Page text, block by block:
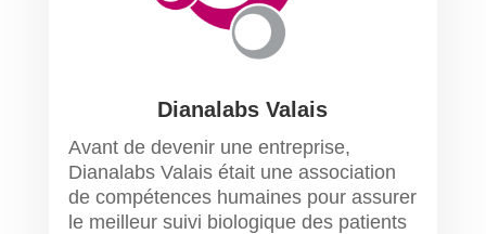
Dianalabs Valais
Avant de devenir une entreprise,
Dianalabs Valais était une association
de compétences humaines pour assurer
le meilleur suivi biologique des patients